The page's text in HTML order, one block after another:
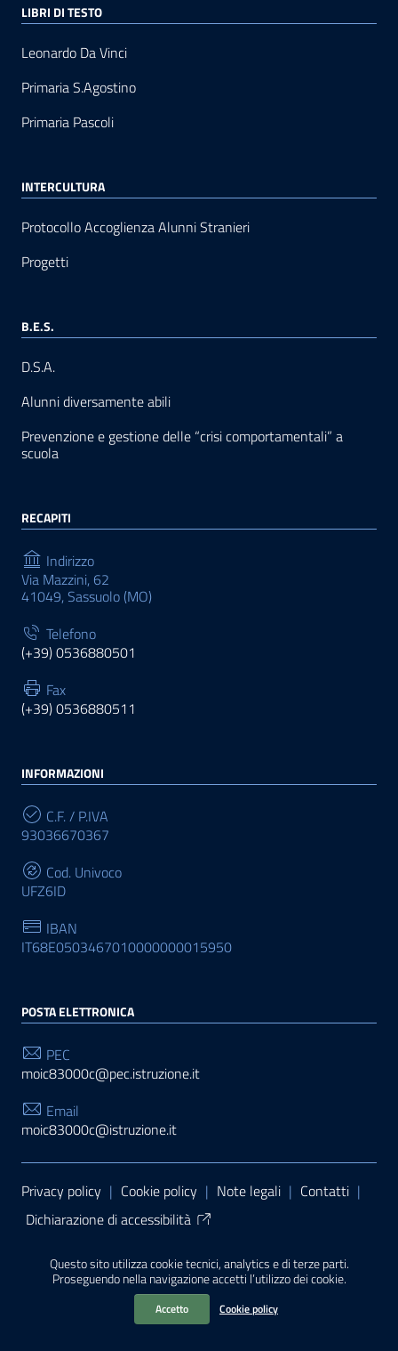
Questo sito utilizza cookie tecnici, analytics e di terze parti.
Proseguendo nella navigazione accetti l’utilizzo dei cookie.
Accetto Cookie policy
LIBRI DI TESTO
Leonardo Da Vinci
Primaria S.Agostino
Primaria Pascoli
INTERCULTURA
Protocollo Accoglienza Alunni Stranieri
Progetti
B.E.S.
D.S.A.
Alunni diversamente abili
Prevenzione e gestione delle “crisi comportamentali” a
scuola
RECAPITI
Indirizzo
Via Mazzini, 62
41049, Sassuolo (MO)
Telefono
(+39) 0536880501
Fax
(+39) 0536880511
INFORMAZIONI
C.F. / P.IVA
93036670367
Cod. Univoco
UFZ6ID
IBAN
IT68E0503467010000000015950
POSTA ELETTRONICA
PEC
moic83000c@pec.istruzione.it
Email
moic83000c@istruzione.it
Sezione Link Utili
Privacy policy | Cookie policy | Note legali | Contatti |
Dichiarazione di accessibilità
PA di AgID
| Realizzato con WordPress
da